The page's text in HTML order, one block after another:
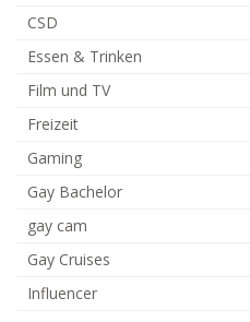
CSD
Essen & Trinken
Film und TV
Freizeit
Gaming
Gay Bachelor
gay cam
Gay Cruises
Influencer